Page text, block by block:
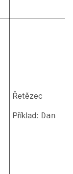
Řetězec
Příklad: Dan